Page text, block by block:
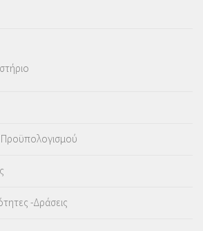
Προϋπολογισμού
-Δράσεις